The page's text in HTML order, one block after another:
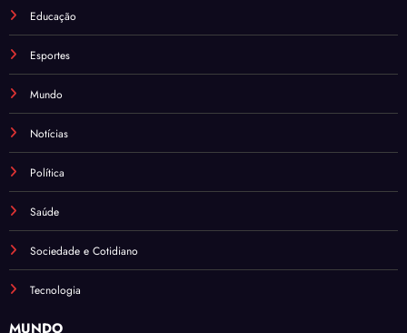
Educação
Esportes
Mundo
Notícias
Política
Saúde
Sociedade e Cotidiano
Tecnologia
MUNDO